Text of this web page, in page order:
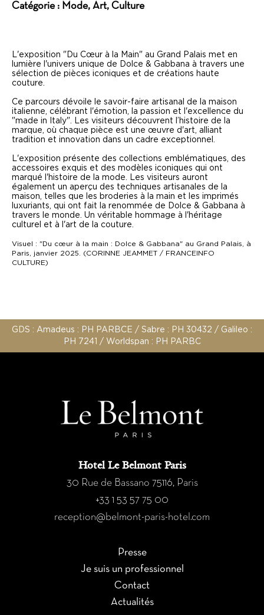
Catégorie : Mode, Art, Culture
L'exposition "Du Cœur à la Main" au Grand Palais met en
lumière l'univers unique de Dolce & Gabbana à travers une
sélection de pièces iconiques et de créations haute
couture.
Ce parcours dévoile le savoir-faire artisanal de la maison
italienne, célébrant l'émotion, la passion et l'excellence du
"made in Italy". Les visiteurs découvrent l’histoire de la
marque, où chaque pièce est une œuvre d'art, alliant
tradition et innovation dans un cadre exceptionnel.
L'exposition présente des collections emblématiques, des
accessoires exquis et des modèles iconiques qui ont
marqué l'histoire de la mode. Les visiteurs auront
également un aperçu des techniques artisanales de la
maison, telles que les broderies à la main et les imprimés
luxuriants, qui ont fait la renommée de Dolce & Gabbana à
travers le monde. Un véritable hommage à l'héritage
culturel et à l'art de la couture.
Visuel : "Du cœur à la main : Dolce & Gabbana" au Grand Palais, à
Paris, janvier 2025. (CORINNE JEAMMET / FRANCEINFO
CULTURE)
GDS : Amadeus : PH PARBCE / Sabre : PH 30432 / Galileo :
PH 7241 / Worldspan : PH PARBC
Hotel Le Belmont Paris
30 Rue de Bassano 75116, Paris
+33 1 53 57 75 00
reception@belmont-paris-hotel.com
Presse
Je suis un professionnel
Contact
Actualités